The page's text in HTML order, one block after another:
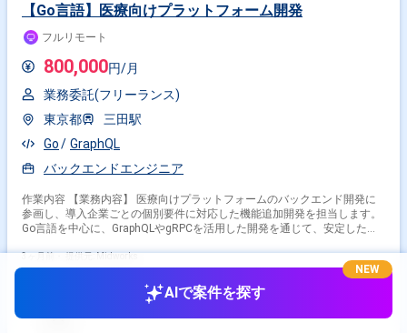
【Go言語】医療向けプラットフォーム開発
フルリモート
800,000円/月
業務委託(フリーランス)
東京都
三田駅
Go
GraphQL
バックエンドエンジニア
作業内容 【業務内容】 医療向けプラットフォームのバックエンド開発に
参画し、導入企業ごとの個別要件に対応した機能追加開発を担当します。
Go言語を中心に、GraphQLやgRPCを活用した開発を通じて、安定したサ
る機能開発 【稼働日数】週5日 【リモート日数】フルリモート
3ヶ月前・提供元: Midworks
AIで案件を探す
NEW